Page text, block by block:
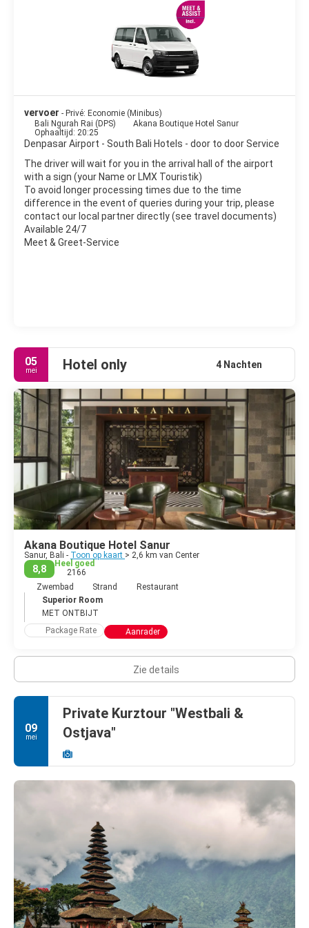
te onderhandelen met de lokale bevolking; Het strand is zeer
geschikt voor surfen en het beste om het te zien, want het is
vol met surfers op alle uren!; En de zonsondergang is een
evenement dat je niet mag missen. De lokale bevolking komt in
groepen naar het strand, velen van hen willen foto's met je
maken, voetballen of gewoon zwemmen; En spontane bars
leven van de lokale bevolking is korter dan in andere delen van
het eiland, of op zijn minst niet zo geïntegreerd, dus vergeet
niet om een leuke markt of een tempel in elke hoek te vinden.
vervoer - Privé: Economie (Minibus)
Bali Ngurah Rai (DPS)
Akana Boutique Hotel Sanur
Ophaaltijd: 20:25
Denpasar Airport - South Bali Hotels - door to door Service
The driver will wait for you in the arrival hall of the airport
with a sign (your Name or LMX Touristik)
To avoid longer processing times due to the time
difference in the event of queries during your trip, please
contact our local partner directly (see travel documents)
Available 24/7
Meet & Greet-Service
05
mei Hotel only 4 Nachten
Akana Boutique Hotel Sanur
Sanur, Bali - Toon op kaart > 2,6 km van Center
8,8
Heel goed
2166
Zwembad
Strand
Restaurant
Superior Room
MET ONTBIJT
Package Rate
Aanrader
Zie details
09
mei
Private Kurztour "Westbali &
Ostjava"